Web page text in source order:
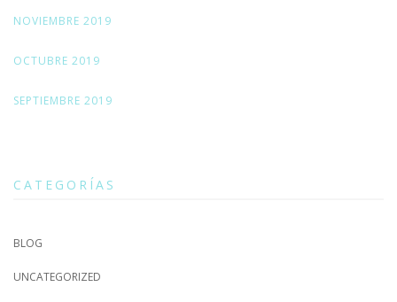
NOVIEMBRE 2019
OCTUBRE 2019
SEPTIEMBRE 2019
CATEGORÍAS
BLOG
UNCATEGORIZED